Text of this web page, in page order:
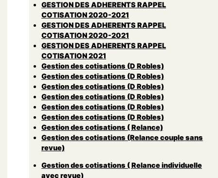
GESTION DES ADHERENTS RAPPEL
COTISATION 2020-2021
GESTION DES ADHERENTS RAPPEL
COTISATION 2020-2021
GESTION DES ADHERENTS RAPPEL
COTISATION 2021
Gestion des cotisations (D Robles)
Gestion des cotisations (D Robles)
Gestion des cotisations (D Robles)
Gestion des cotisations (D Robles)
Gestion des cotisations (D Robles)
Gestion des cotisations (D Robles)
Gestion des cotisations ( Relance)
Gestion des cotisations (Relance couple sans
revue)
Gestion des cotisations ( Relance individuelle
avec revue)